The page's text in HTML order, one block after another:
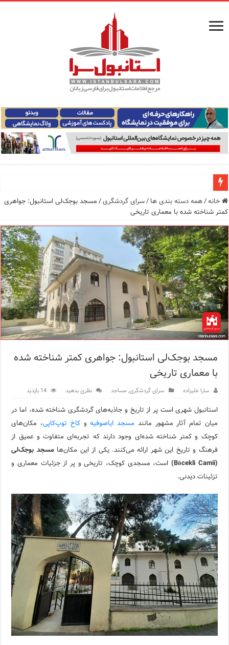
معرفی ۱۶ مسیر برتر کشتی استانبول | راهنمای کامل کشتی‌سواری در بسفر
اپلیکیشن KarDes؛ راهنمای رایگان کشف تاریخ و فرهنگ پنهان ترکیه
مرکز خرید پولات استانبول | تجربه‌ای متفاوت از خرید و سبک
12 اشتباه رایج در دریافت شهروندی ترکیه از طریق خرید ملک
ویژگی‌های رفتاری و اجتماعی در زبان ترکی استانبولی
ویژگی‌های منفی شخصیت در زبان ترکی استانبولی
ویژگی‌های مثبت شخصیت در زبان ترکی استانبولی
موزه ساعت کاخ توپکاپی استانبول
اجاره خانه در استانبول چگونه است؟ راهنمای کامل در سال 2026
خانه/همه دسته بندی ها /سرای گردشگری/مسجد بوجک‌لی استانبول: جواهری
کمتر شناخته شده با معماری تاریخی
مسجد بوجک‌لی استانبول: جواهری کمتر شناخته شده
با معماری تاریخی
سارا علیزاده سرای گردشگری, مساجد نظری بدهید 14 بازدید
استانبول شهری است پر از تاریخ و جاذبه‌های گردشگری شناخته شده، اما در
میان تمام آثار مشهور مانند مسجد ایاصوفیهوکاخ توپ‌کاپی، مکان‌های
کوچک و کمتر شناخته شده‌ای وجود دارند که تجربه‌ای متفاوت و عمیق از
فرهنگ و تاریخ این شهر ارائه می‌کنند. یکی از این مکان‌هامسجد بوجک‌لی
(Böcekli Camii)
است، مسجدی کوچک، تاریخی و پر از جزئیات معماری و
تزئینات دیدنی.